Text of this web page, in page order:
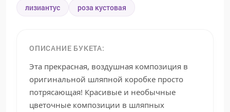
лизиантус
роза кустовая
ОПИСАНИЕ БУКЕТА:
Эта прекрасная, воздушная композиция в
оригинальной шляпной коробке просто
потрясающая! Красивые и необычные
цветочные композиции в шляпных